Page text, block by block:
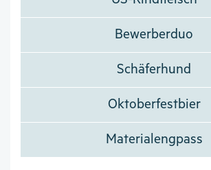
Bewerberduo
Schäferhund
Oktoberfestbier
Materialengpass